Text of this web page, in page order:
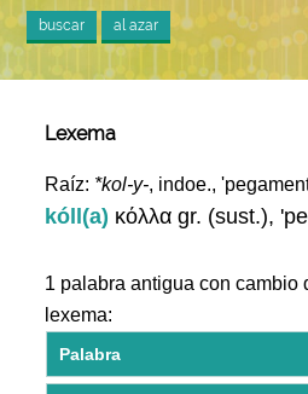
buscar al azar
Lexema
Raíz: *kol-y-, indoe.,
kóll(a) κόλλα gr. (sust.),
1 palabra antigua con cambio
lexema:
Palabra